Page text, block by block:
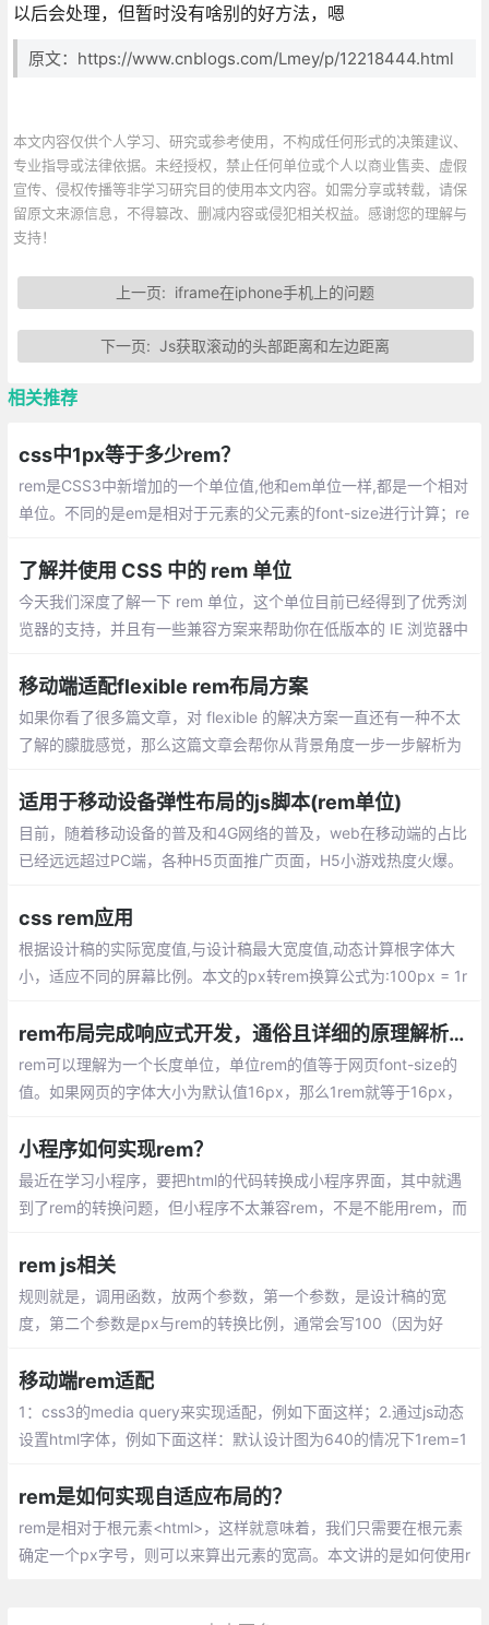
以后会处理，但暂时没有啥别的好方法，嗯
原文：https://www.cnblogs.com/Lmey/p/12218444.html
本文内容仅供个人学习、研究或参考使用，不构成任何形式的决策建议、
专业指导或法律依据。未经授权，禁止任何单位或个人以商业售卖、虚假
宣传、侵权传播等非学习研究目的使用本文内容。如需分享或转载，请保
留原文来源信息，不得篡改、删减内容或侵犯相关权益。感谢您的理解与
支持！
上一页: iframe在iphone手机上的问题
下一页:Js获取滚动的头部距离和左边距离
相关推荐
css中1px等于多少rem？
rem是CSS3中新增加的一个单位值,他和em单位一样,都是一个相对
单位。不同的是em是相对于元素的父元素的font-size进行计算；re
是一个相对大小的值，它是相对于根元素 <html>。
了解并使用 CSS 中的 rem 单位
今天我们深度了解一下 rem 单位，这个单位目前已经得到了优秀浏
览器的支持，并且有一些兼容方案来帮助你在低版本的 IE 浏览器中
移动端适配flexible rem布局方案
如果你看了很多篇文章，对 flexible 的解决方案一直还有一种不太
了解的朦胧感觉，那么这篇文章会帮你从背景角度一步一步解析为
适用于移动设备弹性布局的js脚本(rem单位)
目前，随着移动设备的普及和4G网络的普及，web在移动端的占比
已经远远超过PC端，各种H5页面推广页面，H5小游戏热度火爆。
师和用户了
css rem应用
根据设计稿的实际宽度值,与设计稿最大宽度值,动态计算根字体大
小，适应不同的屏幕比例。本文的px转rem换算公式为:100px = 1r
rem布局完成响应式开发，通俗且详细的原理解析和代码实现
rem可以理解为一个长度单位，单位rem的值等于网页font-size的
值。如果网页的字体大小为默认值16px，那么1rem就等于16px，
那么单位rem的大小也会改变
小程序如何实现rem？
最近在学习小程序，要把html的代码转换成小程序界面，其中就遇
到了rem的转换问题，但小程序不太兼容rem，不是不能用rem，而
size
rem js相关
规则就是，调用函数，放两个参数，第一个参数，是设计稿的宽
度，第二个参数是px与rem的转换比例，通常会写100（因为好
且放在所有的css文件引入之前加载
移动端rem适配
1：css3的media query来实现适配，例如下面这样；2.通过js动态
设置html字体，例如下面这样：默认设计图为640的情况下1rem=1
rem是如何实现自适应布局的？
rem是相对于根元素<html>，这样就意味着，我们只需要在根元素
确定一个px字号，则可以来算出元素的宽高。本文讲的是如何使用r